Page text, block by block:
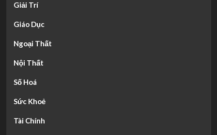
Giải Trí
Giáo Dục
Ngoại Thất
Nội Thất
Số Hoá
Sức Khoẻ
Tài Chính